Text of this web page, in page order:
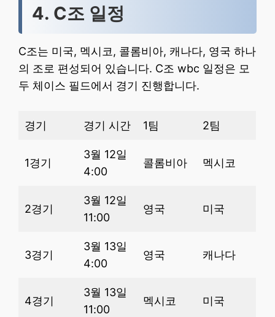
4. C조 일정
C조는 미국, 멕시코, 콜롬비아, 캐나다, 영국 하나
의 조로 편성되어 있습니다. C조 wbc 일정은 모
두 체이스 필드에서 경기 진행합니다.
경기 경기 시간 1팀 2팀
1경기
3월 12일
4:00
콜롬비아 멕시코
2경기
3월 12일
11:00
영국 미국
3경기
3월 13일
4:00
영국 캐나다
4경기
3월 13일
11:00
멕시코 미국